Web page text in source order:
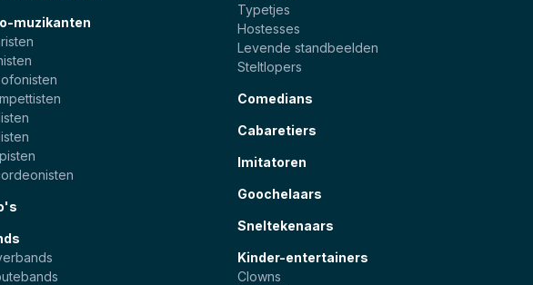
muzikanten
Typetjes
Hostesses
Levende standbeelden
Steltlopers
Comedians
Cabaretiers
Imitatoren
Goochelaars
Sneltekenaars
Kinder-entertainers
Clowns